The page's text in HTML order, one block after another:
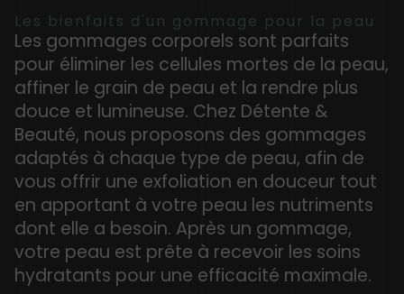
Les bienfaits d'un gommage pour la peau
Les gommages corporels sont parfaits
pour éliminer les cellules mortes de la peau,
affiner le grain de peau et la rendre plus
douce et lumineuse. Chez Détente &
Beauté, nous proposons des gommages
adaptés à chaque type de peau, afin de
vous offrir une exfoliation en douceur tout
en apportant à votre peau les nutriments
dont elle a besoin. Après un gommage,
votre peau est prête à recevoir les soins
hydratants pour une efficacité maximale.